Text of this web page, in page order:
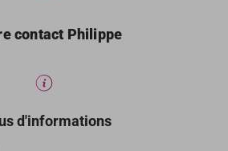
contact Philippe
d'informations